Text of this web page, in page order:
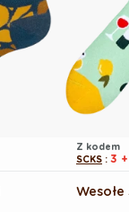
Z kodem
SCKS : 3 +